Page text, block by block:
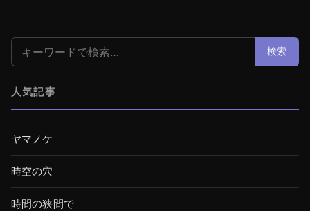
検索: 検索
人気記事
ヤマノケ
時空の穴
時間の狭間で